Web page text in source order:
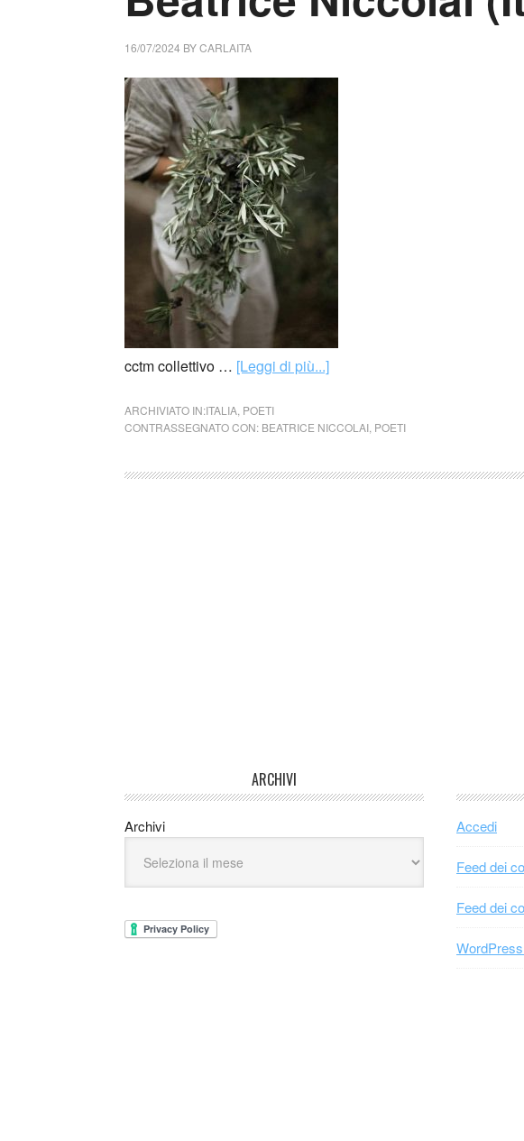
16/07/2024 BYCARLAITA
cctm collettivo … [Leggi di più...]
ARCHIVIATO IN:ITALIA POETI
CONTRASSEGNATO CON: BEATRICE NICCOLAI POETI
ARCHIVI
Archivi Accedi
Feed dei
Feed dei